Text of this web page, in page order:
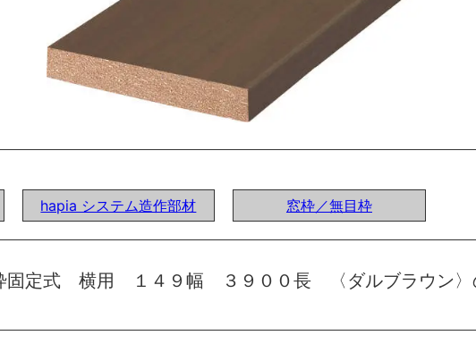
hapia システム造作部材 窓枠／無目枠
定式 横用 １４９幅 ３９００長 〈ダルブラウン〉の